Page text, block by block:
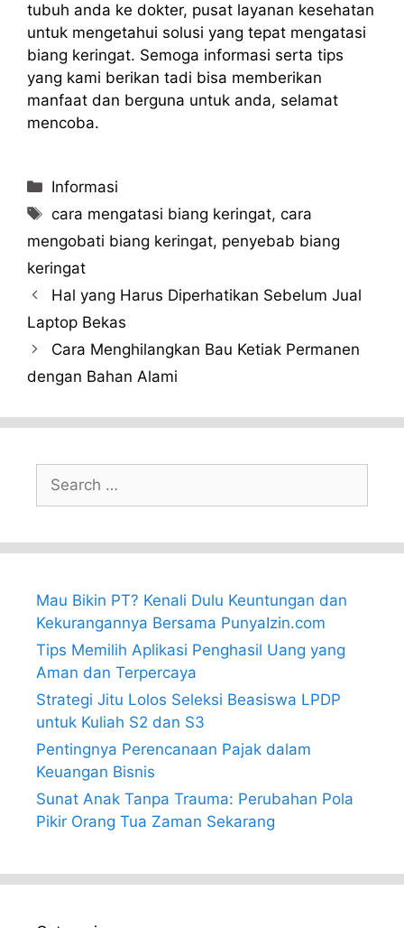
tubuh anda ke dokter, pusat layanan kesehatan
untuk mengetahui solusi yang tepat mengatasi
biang keringat. Semoga informasi serta tips
yang kami berikan tadi bisa memberikan
manfaat dan berguna untuk anda, selamat
mencoba.
Categories
Informasi
Tags
cara mengatasi biang keringat,cara
mengobati biang keringat, penyebab biang
keringat
Hal yang Harus Diperhatikan Sebelum Jual
Laptop Bekas
Cara Menghilangkan Bau Ketiak Permanen
dengan Bahan Alami
for:
Mau Bikin PT? Kenali Dulu Keuntungan dan
Kekurangannya Bersama PunyaIzin.com
Tips Memilih Aplikasi Penghasil Uang yang
Aman dan Terpercaya
Strategi Jitu Lolos Seleksi Beasiswa LPDP
untuk Kuliah S2 dan S3
Pentingnya Perencanaan Pajak dalam
Keuangan Bisnis
Sunat Anak Tanpa Trauma: Perubahan Pola
Pikir Orang Tua Zaman Sekarang